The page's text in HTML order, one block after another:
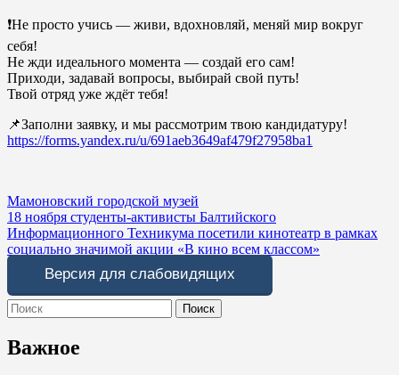
❗️Не просто учись — живи, вдохновляй, меняй мир вокруг
себя!
Не жди идеального момента — создай его сам!
Приходи, задавай вопросы, выбирай свой путь!
Твой отряд уже ждёт тебя!
📌Заполни заявку, и мы рассмотрим твою кандидатуру!
https://forms.yandex.ru/u/691aeb3649af479f27958ba1
Навигация
по
записям
Мамоновский городской музей
18 ноября студенты-активисты Балтийского
Информационного Техникума посетили кинотеатр в рамках
социально значимой акции «В кино всем классом»
Версия для слабовидящих
Search
for:
Важное